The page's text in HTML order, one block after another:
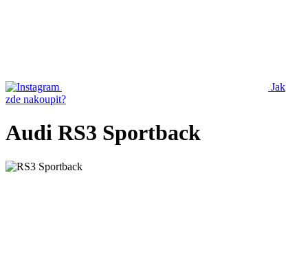
Jak
zde nakoupit?
Audi RS3 Sportback